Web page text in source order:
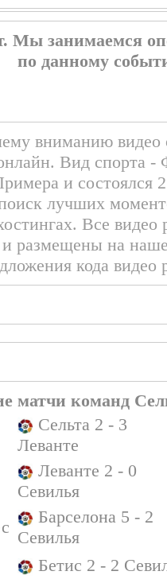
Мы занимаемся
по данному
вниманию видео
Вид спорта
и состоялся
лучших
Все видео
и размещены на
кода видео
матчи команд
Сельта 2 - 3
Леванте
Леванте 2 - 0
Севилья
Барселона 5 - 2
Севилья
Бетис 2 - 2